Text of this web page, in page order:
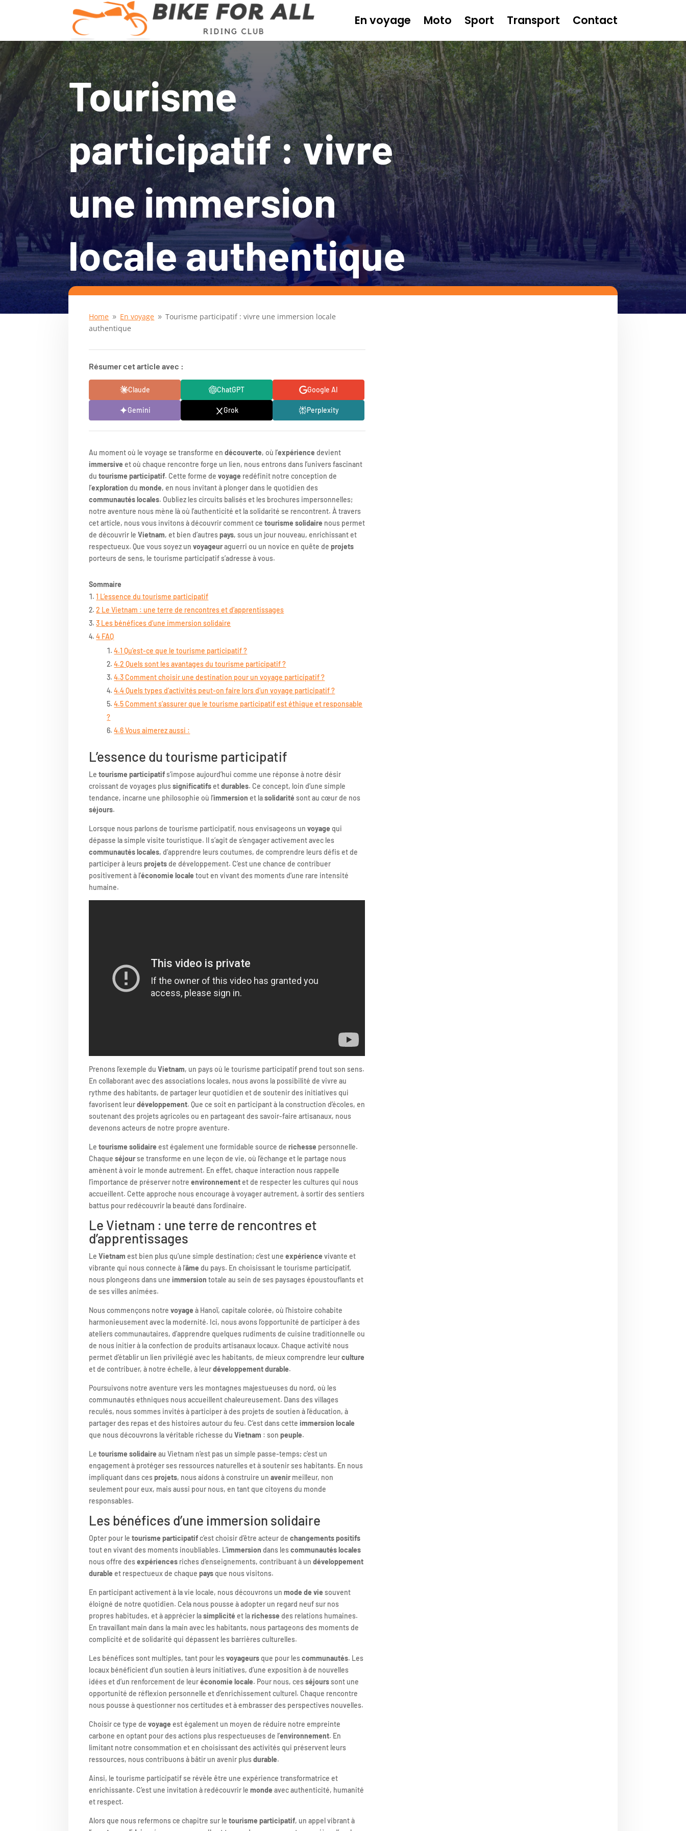
En voyage Moto Sport Transport Contact
Tourisme
participatif : vivre
une immersion
locale authentique
Home 9 En voyage 9 Tourisme participatif : vivre une immersion locale
authentique
Résumer cet article avec :
Claude ChatGPT Google AI
Gemini Grok Perplexity
Au moment où le voyage se transforme endécouverte, où l’expérience devient
immersive et où chaque rencontre forge un lien, nous entrons dans l’univers fascinant
dutourisme participatif. Cette forme devoyage redéfinit notre conception de
l’exploration dumonde, en nous invitant à plonger dans le quotidien des
communautés locales. Oubliez les circuits balisés et les brochures impersonnelles;
notre aventure nous mène là où l’authenticité et la solidarité se rencontrent. À travers
cet article, nous vous invitons à découvrir comment cetourisme solidaire nous permet
de découvrir leVietnam, et bien d’autrespays, sous un jour nouveau, enrichissant et
respectueux. Que vous soyez unvoyageuraguerri ou un novice en quête deprojets
porteurs de sens, le tourisme participatif s’adresse à vous.
Sommaire
1 L’essence du tourisme participatif
2 Le Vietnam : une terre de rencontres et d’apprentissages
3 Les bénéfices d’une immersion solidaire
4 FAQ
4.1 Qu’est-ce que le tourisme participatif ?
4.2 Quels sont les avantages du tourisme participatif ?
4.3 Comment choisir une destination pour un voyage participatif ?
4.4 Quels types d’activités peut-on faire lors d’un voyage participatif ?
4.5 Comment s’assurer que le tourisme participatif est éthique et responsable
?
4.6 Vous aimerez aussi :
L’essence du tourisme participatif
Letourisme participatifs’impose aujourd’hui comme une réponse à notre désir
croissant de voyages plussignificatifsetdurables. Ce concept, loin d’une simple
tendance, incarne une philosophie où l’immersion et lasolidarité sont au cœur de nos
séjours.
Lorsque nous parlons de tourisme participatif, nous envisageons unvoyage qui
dépasse la simple visite touristique. Il s’agit de s’engager activement avec les
communautés locales, d’apprendre leurs coutumes, de comprendre leurs défis et de
participer à leursprojetsde développement. C’est une chance de contribuer
positivement à l’économie locale tout en vivant des moments d’une rare intensité
humaine.
Prenons l’exemple duVietnam, un pays où le tourisme participatif prend tout son sens.
En collaborant avec des associations locales, nous avons la possibilité de vivre au
rythme des habitants, de partager leur quotidien et de soutenir des initiatives qui
favorisent leurdéveloppement. Que ce soit en participant à la construction d’écoles, en
soutenant des projets agricoles ou en partageant des savoir-faire artisanaux, nous
devenons acteurs de notre propre aventure.
Letourisme solidaire est également une formidable source derichesse personnelle.
Chaqueséjourse transforme en une leçon de vie, où l’échange et le partage nous
amènent à voir le monde autrement. En effet, chaque interaction nous rappelle
l’importance de préserver notreenvironnementet de respecter les cultures qui nous
accueillent. Cette approche nous encourage à voyager autrement, à sortir des sentiers
battus pour redécouvrir la beauté dans l’ordinaire.
Le Vietnam : une terre de rencontres et
d’apprentissages
LeVietnam est bien plus qu’une simple destination; c’est uneexpérience vivante et
vibrante qui nous connecte à l’âme du pays. En choisissant le tourisme participatif,
nous plongeons dans uneimmersion totale au sein de ses paysages époustouflants et
de ses villes animées.
Nous commençons notrevoyage à Hanoï, capitale colorée, où l’histoire cohabite
harmonieusement avec la modernité. Ici, nous avons l’opportunité de participer à des
ateliers communautaires, d’apprendre quelques rudiments de cuisine traditionnelle ou
de nous initier à la confection de produits artisanaux locaux. Chaque activité nous
permet d’établir un lien privilégié avec les habitants, de mieux comprendre leurculture
et de contribuer, à notre échelle, à leurdéveloppement durable.
Poursuivons notre aventure vers les montagnes majestueuses du nord, où les
communautés ethniques nous accueillent chaleureusement. Dans des villages
reculés, nous sommes invités à participer à des projets de soutien à l’éducation, à
partager des repas et des histoires autour du feu. C’est dans cetteimmersion locale
que nous découvrons la véritable richesse duVietnam : sonpeuple.
Letourisme solidaire au Vietnam n’est pas un simple passe-temps; c’est un
engagement à protéger ses ressources naturelles et à soutenir ses habitants. En nous
impliquant dans cesprojets, nous aidons à construire unavenir meilleur, non
seulement pour eux, mais aussi pour nous, en tant que citoyens du monde
responsables.
Les bénéfices d’une immersion solidaire
Opter pour letourisme participatifc’est choisir d’être acteur dechangements positifs
tout en vivant des moments inoubliables. L’immersion dans lescommunautés locales
nous offre desexpériences riches d’enseignements, contribuant à undéveloppement
durable et respectueux de chaquepaysque nous visitons.
En participant activement à la vie locale, nous découvrons unmode de vie souvent
éloigné de notre quotidien. Cela nous pousse à adopter un regard neuf sur nos
propres habitudes, et à apprécier lasimplicité et larichesse des relations humaines.
En travaillant main dans la main avec les habitants, nous partageons des moments de
complicité et de solidarité qui dépassent les barrières culturelles.
Les bénéfices sont multiples, tant pour lesvoyageursque pour lescommunautés. Les
locaux bénéficient d’un soutien à leurs initiatives, d’une exposition à de nouvelles
idées et d’un renforcement de leuréconomie locale. Pour nous, cesséjourssont une
opportunité de réflexion personnelle et d’enrichissement culturel. Chaque rencontre
nous pousse à questionner nos certitudes et à embrasser des perspectives nouvelles.
Choisir ce type devoyage est également un moyen de réduire notre empreinte
carbone en optant pour des actions plus respectueuses de l’environnement. En
limitant notre consommation et en choisissant des activités qui préservent leurs
ressources, nous contribuons à bâtir un avenir plusdurable.
Ainsi, le tourisme participatif se révèle être une expérience transformatrice et
enrichissante. C’est une invitation à redécouvrir lemonde avec authenticité, humanité
et respect.
Alors que nous refermons ce chapitre sur letourisme participatif, un appel vibrant à